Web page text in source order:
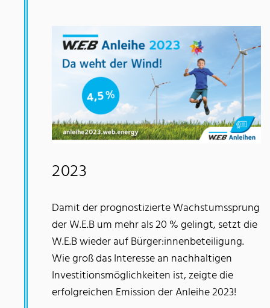
2023
Damit der prognostizierte Wachstumssprung
der W.E.B um mehr als 20 % gelingt, setzt die
W.E.B wieder auf Bürger:innenbeteiligung.
Wie groß das Interesse an nachhaltigen
Investitionsmöglichkeiten ist, zeigte die
erfolgreichen Emission der Anleihe 2023!